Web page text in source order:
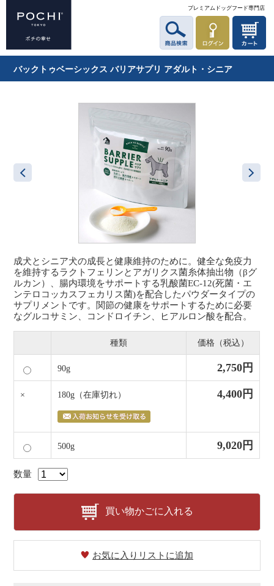
プレミアムドッグフード専門店
バックトゥベーシックス バリアサプリ アダルト・シニア
成犬とシニア犬の成長と健康維持のために。健全な免疫力
を維持するラクトフェリンとアガリクス菌糸体抽出物（βグ
ルカン）、腸内環境をサポートする乳酸菌EC-12(死菌・エ
ンテロコッカスフェカリス菌)を配合したパウダータイプの
サプリメントです。関節の健康をサポートするために必要
なグルコサミン、コンドロイチン、ヒアルロン酸を配合。
種類 価格（税込）
90g 2,750円
× 180g （在庫切れ） 4,400円
500g 9,020円
数量
買い物かごに入れる
お気に入りリストに追加